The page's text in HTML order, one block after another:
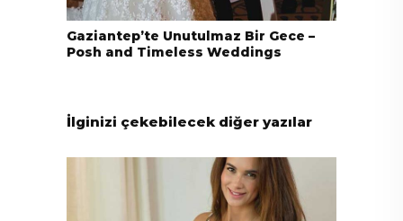
Gaziantep’te Unutulmaz Bir Gece –
Posh and Timeless Weddings
İlginizi çekebilecek diğer yazılar